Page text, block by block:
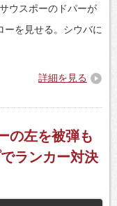
ウスポーのドパーが
ーを見せる。シウバに
詳細を見る
の左を被弾も
ランカー対決